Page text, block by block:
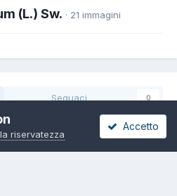
(L.) Sw. · 21 immagini
Seguaci 0
riservatezza
Accetto